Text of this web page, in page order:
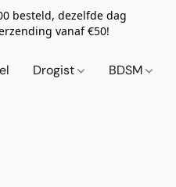
besteld, dezelfde dag
vanaf €50!
Drogist BDSM